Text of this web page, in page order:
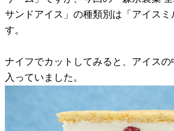
サンドアイス」の種類別は「アイスミ
す。
ナイフでカットしてみると、アイス
入っていました。